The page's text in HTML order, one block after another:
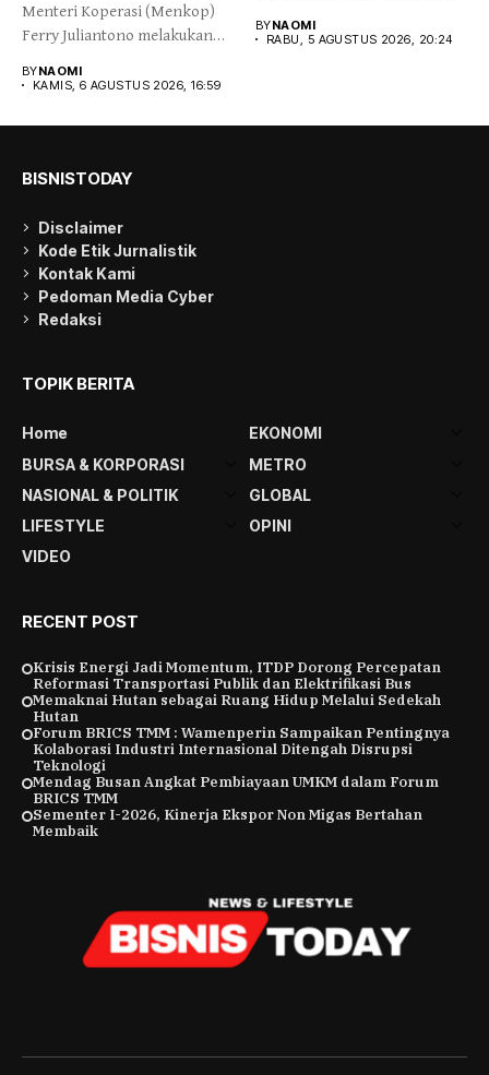
Menteri Koperasi (Menkop)
Ferry Juliantono melakukan
BYNAOMI
KAMIS, 6 AGUSTUS 2026, 16:59
BYNAOMI
RABU, 5 AGUSTUS 2026, 20:24
BISNISTODAY
Disclaimer
Kode Etik Jurnalistik
Kontak Kami
Pedoman Media Cyber
Redaksi
TOPIK BERITA
Home
EKONOMI
BURSA & KORPORASI
METRO
NASIONAL & POLITIK
GLOBAL
LIFESTYLE
OPINI
VIDEO
RECENT POST
Krisis Energi Jadi Momentum, ITDP Dorong Percepatan
Reformasi Transportasi Publik dan Elektrifikasi Bus
Memaknai Hutan sebagai Ruang Hidup Melalui Sedekah
Hutan
Forum BRICS TMM : Wamenperin Sampaikan Pentingnya
Kolaborasi Industri Internasional Ditengah Disrupsi
Teknologi
Mendag Busan Angkat Pembiayaan UMKM dalam Forum
BRICS TMM
Sementer I-2026, Kinerja Ekspor Non Migas Bertahan
Membaik